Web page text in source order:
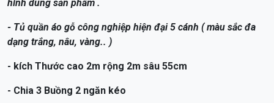
Thêm Vào Giỏ
THÔNG TIN SẢN PHẨM